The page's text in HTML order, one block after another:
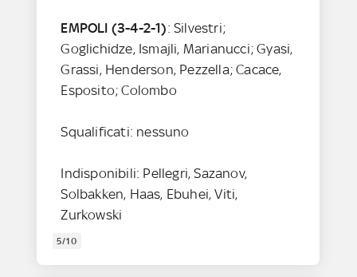
EMPOLI (3-4-2-1): Silvestri;
Goglichidze, Ismajli, Marianucci; Gyasi,
Grassi, Henderson, Pezzella; Cacace,
Esposito; Colombo
Squalificati: nessuno
Indisponibili: Pellegri, Sazanov,
Solbakken, Haas, Ebuhei, Viti,
Zurkowski
5/10